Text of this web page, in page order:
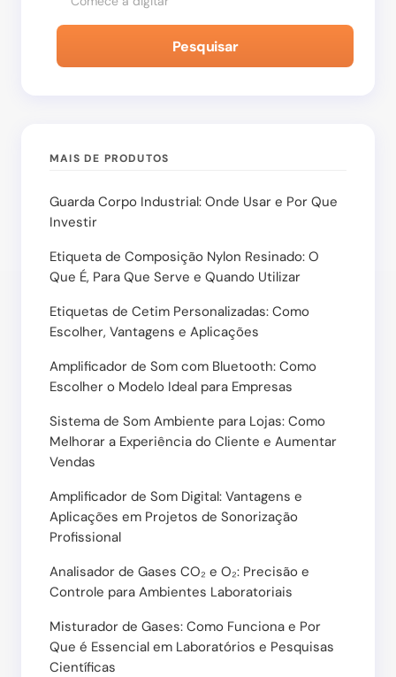
Pesquisar
MAIS DE PRODUTOS
Guarda Corpo Industrial: Onde Usar e Por Que
Investir
Etiqueta de Composição Nylon Resinado: O
Que É, Para Que Serve e Quando Utilizar
Etiquetas de Cetim Personalizadas: Como
Escolher, Vantagens e Aplicações
Amplificador de Som com Bluetooth: Como
Escolher o Modelo Ideal para Empresas
Sistema de Som Ambiente para Lojas: Como
Melhorar a Experiência do Cliente e Aumentar
Vendas
Amplificador de Som Digital: Vantagens e
Aplicações em Projetos de Sonorização
Profissional
Analisador de Gases CO₂ e O₂: Precisão e
Controle para Ambientes Laboratoriais
Misturador de Gases: Como Funciona e Por
Que é Essencial em Laboratórios e Pesquisas
Científicas